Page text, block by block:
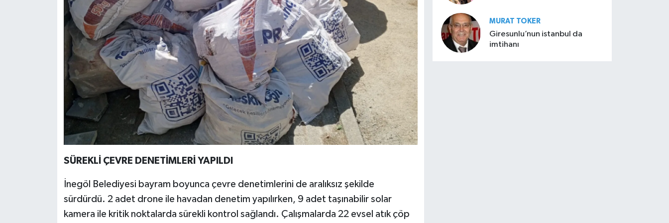
SÜREKLİ ÇEVRE DENETİMLERİ YAPILDI
İnegöl Belediyesi bayram boyunca çevre denetimlerini de aralıksız şekilde
sürdürdü. 2 adet drone ile havadan denetim yapılırken, 9 adet taşınabilir solar
kamera ile kritik noktalarda sürekli kontrol sağlandı. Çalışmalarda 22 evsel atık çöp
MURAT TOKER
Giresunlu’nun istanbul da
imtihanı